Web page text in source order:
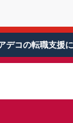
デコの転職支援に